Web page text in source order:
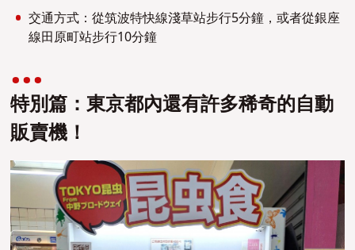
交通方式：從筑波特快線淺草站步行5分鐘，或者從銀座
線田原町站步行10分鐘
特別篇：東京都內還有許多稀奇的自動
販賣機！